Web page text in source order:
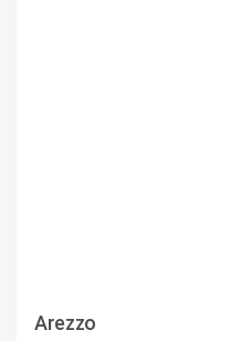
Arezzo